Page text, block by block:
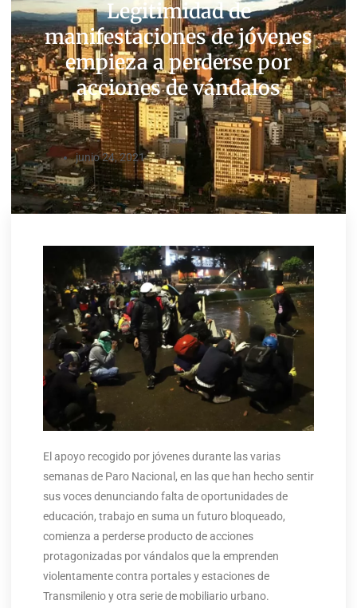
Legitimidad de
manifestaciones de jóvenes
empieza a perderse por
acciones de vándalos
junio 24, 2021
El apoyo recogido por jóvenes durante las varias
semanas de Paro Nacional, en las que han hecho sentir
sus voces denunciando falta de oportunidades de
educación, trabajo en suma un futuro bloqueado,
comienza a perderse producto de acciones
protagonizadas por vándalos que la emprenden
violentamente contra portales y estaciones de
Transmilenio y otra serie de mobiliario urbano.